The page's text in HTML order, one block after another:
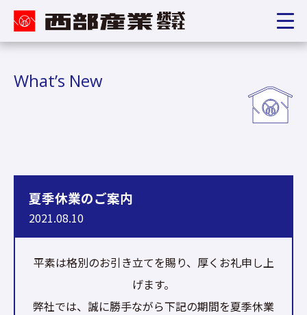
What’s New
夏季休業のご案内
2021.08.10
平素は格別のお引き立てを賜り、厚くお礼申し上
げます。
弊社では、誠に勝手ながら下記の期間を夏季休業